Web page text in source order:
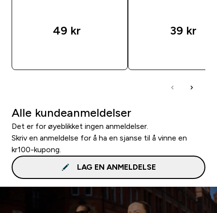
49 kr‎ 39 kr‎
Alle kundeanmeldelser
Det er for øyeblikket ingen anmeldelser.
Skriv en anmeldelse for å ha en sjanse til å vinne en
kr100-kupong.
LAG EN ANMELDELSE